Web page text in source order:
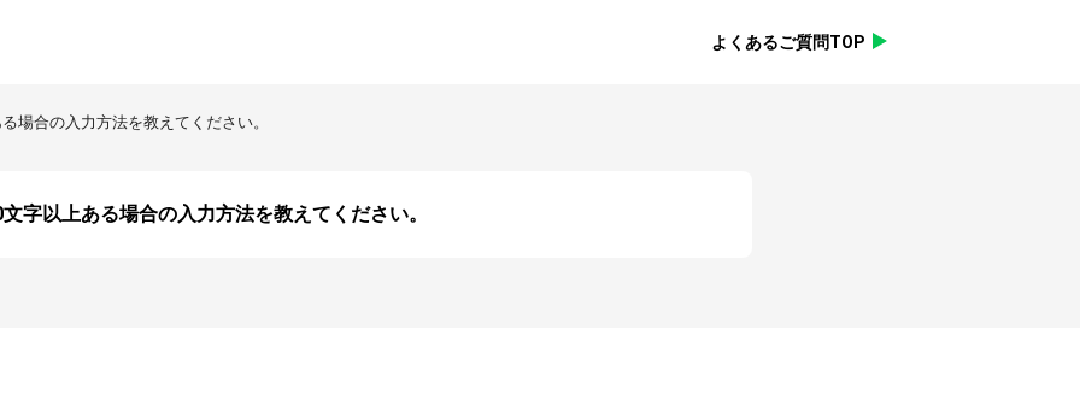
よくあるご質問TOP
場合の入力方法を教えてください。
字以上ある場合の入力方法を教えてください。